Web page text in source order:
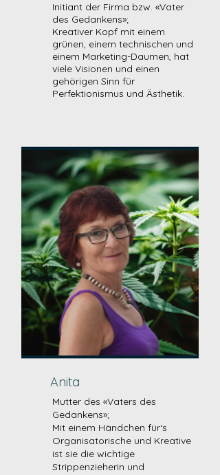
Initiant der Firma bzw. «Vater
des Gedankens»;
Kreativer Kopf mit einem
grünen, einem technischen und
einem Marketing-Daumen, hat
viele Visionen und einen
gehörigen Sinn für
Perfektionismus und Ästhetik.
Anita
Mutter des «Vaters des
Gedankens»;
Mit einem Händchen für‘s
Organisatorische und Kreative
ist sie die wichtige
Strippenzieherin und